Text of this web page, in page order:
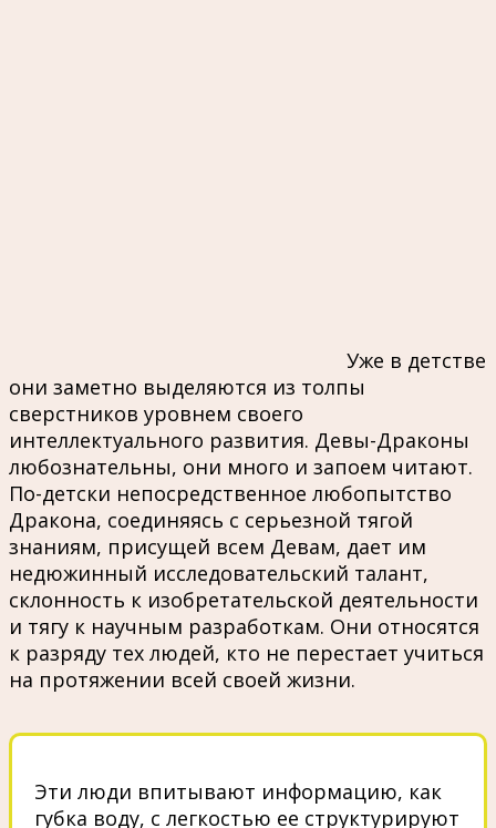
Уже в детстве
они заметно выделяются из толпы
сверстников уровнем своего
интеллектуального развития. Девы-Драконы
любознательны, они много и запоем читают.
По-детски непосредственное любопытство
Дракона, соединяясь с серьезной тягой
знаниям, присущей всем Девам, дает им
недюжинный исследовательский талант,
склонность к изобретательской деятельности
и тягу к научным разработкам. Они относятся
к разряду тех людей, кто не перестает учиться
на протяжении всей своей жизни.
Эти люди впитывают информацию, как
губка воду, с легкостью ее структурируют